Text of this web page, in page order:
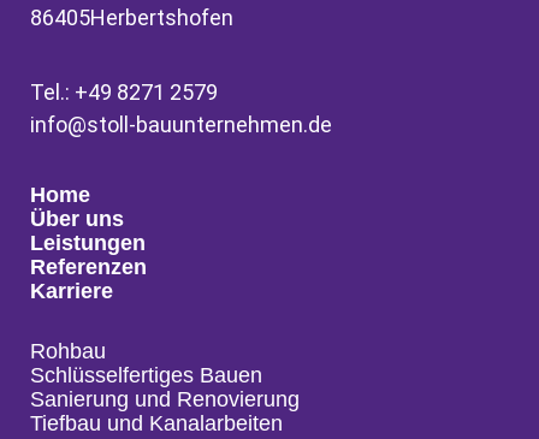
86405Herbertshofen
Tel.: +49 8271 2579
info@stoll-bauunternehmen.de
Home
Über uns
Leistungen
Referenzen
Karriere
Rohbau
Schlüsselfertiges Bauen
Sanierung und Renovierung
Tiefbau und Kanalarbeiten